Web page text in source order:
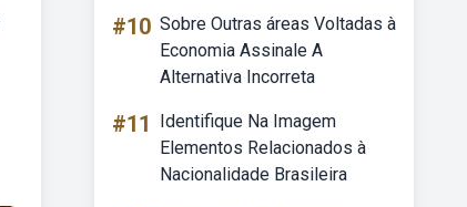
#10 Sobre Outras áreas Voltadas à
Economia Assinale A
Alternativa Incorreta
#11
Identifique Na Imagem
Elementos Relacionados à
Nacionalidade Brasileira